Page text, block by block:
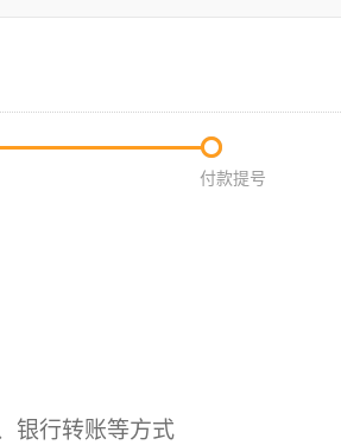
付款提号
银行转账等方式